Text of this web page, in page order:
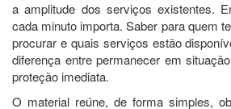
a amplitude dos serviços existentes.
cada minuto importa. Saber para quem
procurar e quais serviços estão
diferença entre permanecer em
proteção imediata.
O material reúne, de forma simples,